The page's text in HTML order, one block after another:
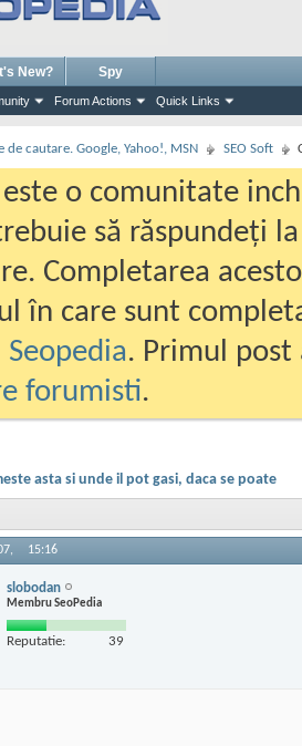
Forum Actions Quick Links
New? Spy
de cautare. Google, Yahoo!, MSN SEO Soft
este o comunitate
să răspundeți
Completarea
în care sunt
. Primul
forumisti.
asta si unde il pot gasi, daca se poate
15:16
slobodan
Membru SeoPedia
Reputatie: 39